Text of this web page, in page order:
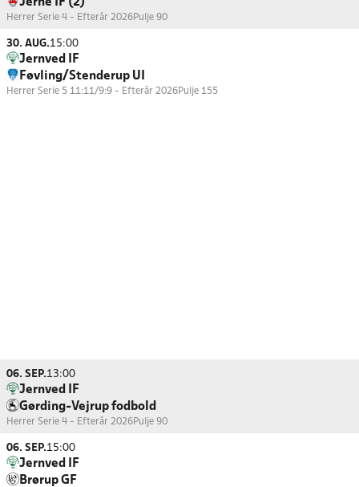
Jerne IF (2)
Herrer Serie 4 - Efterår 2026Pulje 90
30. AUG.15:00
Jernved IF
Føvling/Stenderup UI
Herrer Serie 5 11:11/9:9 - Efterår 2026Pulje 155
06. SEP.13:00
Jernved IF
Gørding-Vejrup fodbold
Herrer Serie 4 - Efterår 2026Pulje 90
06. SEP.15:00
Jernved IF
Brørup GF